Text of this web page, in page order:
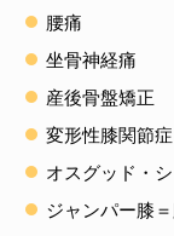
腰痛
坐骨神経痛
産後骨盤矯正
変形性膝関節症
オスグッド・
ジャンパー膝